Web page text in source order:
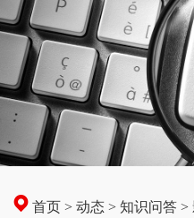
首页 >动态 >知识问答 >